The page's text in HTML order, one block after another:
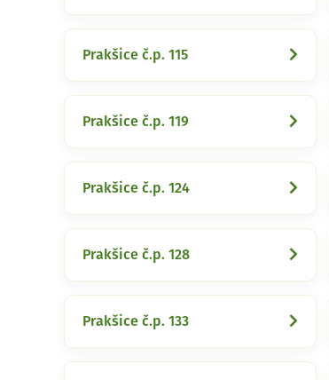
Prakšice č.p. 115
Prakšice č.p. 119
Prakšice č.p. 124
Prakšice č.p. 128
Prakšice č.p. 133